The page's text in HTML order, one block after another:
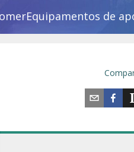
Equipamentos de